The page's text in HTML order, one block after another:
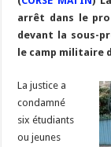
b
o
o
m
bl
r
d
di
t
arrêt dans le
devant la sous-
le camp militaire
La justice a
condamné
six étudiants
ou jeunes